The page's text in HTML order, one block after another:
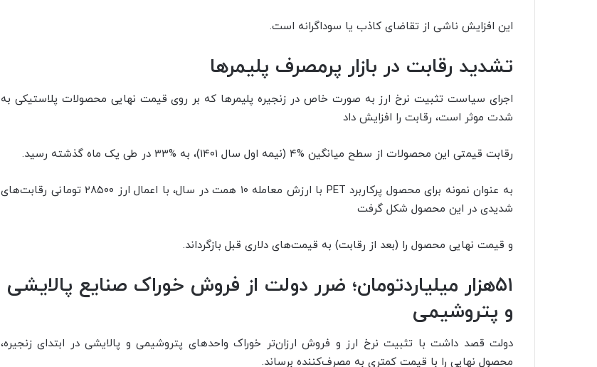
این افزایش ناشی از تقاضای کاذب یا سوداگرانه است.
تشدید رقابت در بازار پرمصرف پلیمرها
اجرای سیاست تثبیت نرخ ارز به صورت خاص در زنجیره پلیمرها که بر روی قیمت نهایی محصولات پلاستیکی به
شدت موثر است، رقابت را افزایش داد
رقابت قیمتی این محصولات از سطح میانگین %۴ (نیمه اول سال ۱۴۰۱)، به %۳۳ در طی یک ماه گذشته رسید.
به عنوان نمونه برای محصول پرکاربرد PET با ارزش معامله ۱۰ همت در سال، با اعمال ارز ۲۸۵۰۰ تومانی رقابت‌های
شدیدی در این محصول شکل گرفت
و قیمت نهایی محصول را (بعد از رقابت) به قیمت‌های دلاری قبل بازگرداند.
۵۱هزار میلیاردتومان؛ ضرر دولت از فروش خوراک صنایع پالایشی
و پتروشیمی
دولت قصد داشت با تثبیت نرخ ارز و فروش ارزان‌تر خوراک واحدهای پتروشیمی و پالایشی در ابتدای زنجیره،
محصول نهایی را با قیمت کمتری به مصرف‌کننده برساند.